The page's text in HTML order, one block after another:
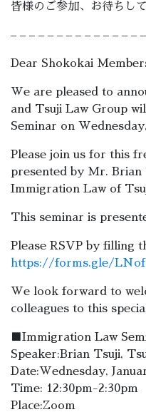
皆様のご参加、お待ちし
– – – – – – – – – – – – – –
Dear Shokokai
We are pleased to
and Tsuji Law Group
Seminar on
Please join us for this
presented by Mr. Brian
Immigration Law of
This seminar is
Please RSVP by filling
https://forms.gle/
We look forward to
colleagues to this
■Immigration Law
Speaker:Brian Tsuji,
Date:Wednesday,
Time: 12:30pm-2:30pm
Place:Zoom